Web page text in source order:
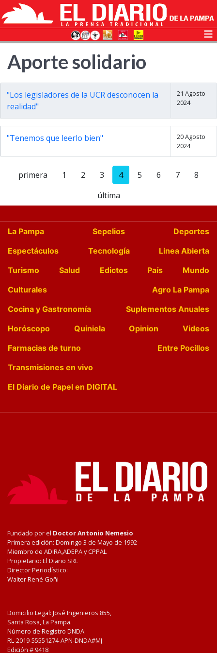
Aporte solidario
"Los legisladores de la UCR desconocen la
realidad"
21 Agosto
2024
"Tenemos que leerlo bien"
20 Agosto
2024
primera 1 2 3 4 5 6 7
8
última
La Pampa Sepelios
Deportes
Espectáculos
Tecnología
Linea Abierta
Turismo
Salud Edictos País
Mundo
Culturales
Agro La Pampa
Cocina y Gastronomía
Suplementos Anuales
Horóscopo
Quiniela Opinion
Videos
Farmacias de turno
Entre Pocillos
Transmisiones en vivo
El Diario de Papel en DIGITAL
Fundado por el Doctor Antonio Nemesio
Primera edición: Domingo 3 de Mayo de 1992
Miembro de ADIRA,ADEPA y CPPAL
Propietario: El Diario SRL
Director Periodístico:
Walter René Goñi
Domicilio Legal: José Ingenieros 855,
Santa Rosa, La Pampa.
Número de Registro DNDA:
RL-2019-55551274-APN-DNDA#MJ
Edición # 9418